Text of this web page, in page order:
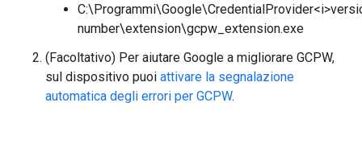
number\extension\gcpw_extension.exe
(Facoltativo) Per aiutare Google a migliorare GCPW,
sul dispositivo puoi attivare la segnalazione
automatica degli errori per GCPW.